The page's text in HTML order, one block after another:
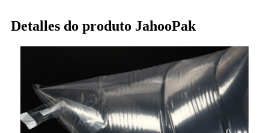
Detalles do produto JahooPak